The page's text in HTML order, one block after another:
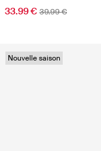
33.99 € 39.99 €
Nouvelle saison